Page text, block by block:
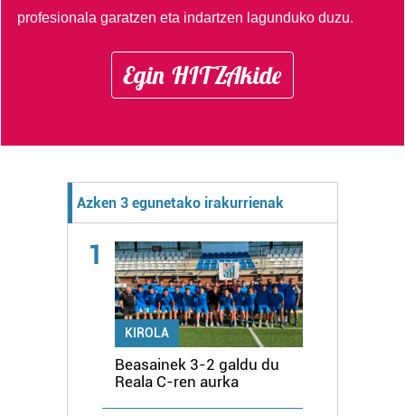
profesionala garatzen eta indartzen lagunduko duzu.
Egin HITZAkide
Azken 3 egunetako irakurrienak
1
KIROLA
Beasainek 3-2 galdu du
Reala C-ren aurka